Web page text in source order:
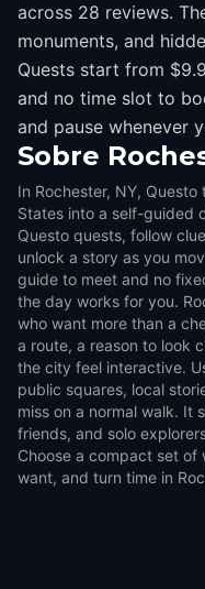
across 28 reviews.
monuments, and
Quests start from
and no time slot to
and pause whenever
Sobre
In Rochester, NY,
States into a self-guided
Questo quests, follow
unlock a story as you
guide to meet and no
the day works for you.
who want more than a
a route, a reason to look
the city feel interactive.
public squares, local
miss on a normal walk. It
friends, and solo
Choose a compact set of
want, and turn time in